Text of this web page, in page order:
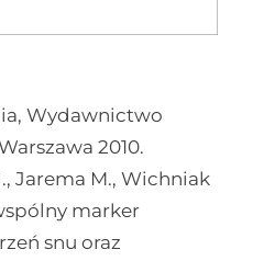
Wydawnictwo
2010.
Jarema M., Wichniak
marker
snu oraz